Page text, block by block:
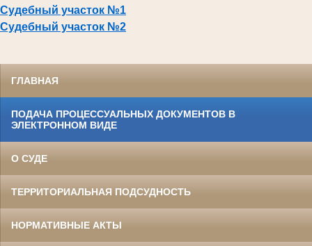
Судебный участок №1
Судебный участок №2
ГЛАВНАЯ
ПОДАЧА ПРОЦЕССУАЛЬНЫХ ДОКУМЕНТОВ В
ЭЛЕКТРОННОМ ВИДЕ
О СУДЕ
ТЕРРИТОРИАЛЬНАЯ ПОДСУДНОСТЬ
НОРМАТИВНЫЕ АКТЫ